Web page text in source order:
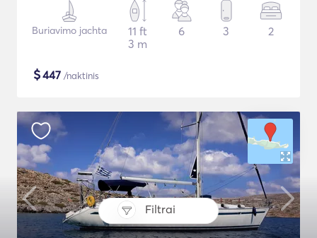
Filtrai
Buriavimo jachta
11 ft
3 m
6 3 2
$447 /naktinis